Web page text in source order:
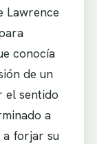
Lawrence
conocía
de un
el sentido
a
a forjar su